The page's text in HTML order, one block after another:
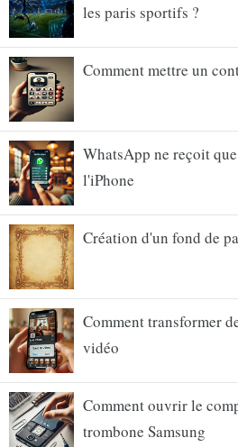
les paris sportifs ?
Comment mettre un
WhatsApp ne reçoit
l'iPhone
Création d'un fond de
Comment transformer
vidéo
Comment ouvrir le
trombone Samsung